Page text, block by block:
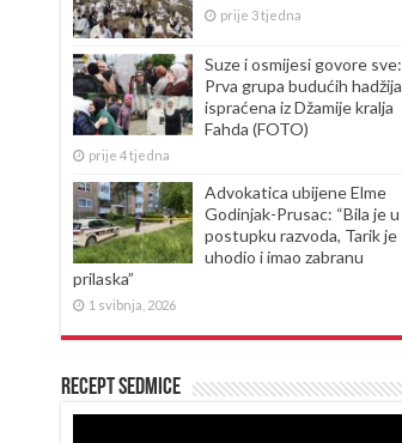
prije 3 tjedna
Suze i osmijesi govore sve:
Prva grupa budućih hadžija
ispraćena iz Džamije kralja
Fahda (FOTO)
prije 4 tjedna
Advokatica ubijene Elme
Godinjak-Prusac: “Bila je u
postupku razvoda, Tarik je
uhodio i imao zabranu
prilaska”
1 svibnja, 2026
Recept sedmice